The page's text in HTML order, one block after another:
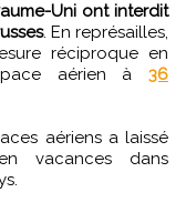
Uni ont interdit
. En représailles,
réciproque en
aérien à 36
aériens a laissé
vacances dans